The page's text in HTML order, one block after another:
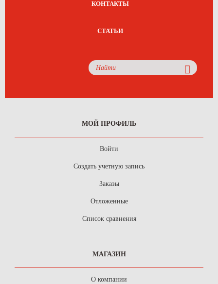
КОНТАКТЫ
СТАТЬИ
МОЙ ПРОФИЛЬ
Войти
Создать учетную запись
Заказы
Отложенные
Список сравнения
МАГАЗИН
О компании